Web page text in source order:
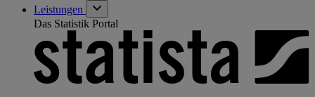
Leistungen
Das Statistik Portal